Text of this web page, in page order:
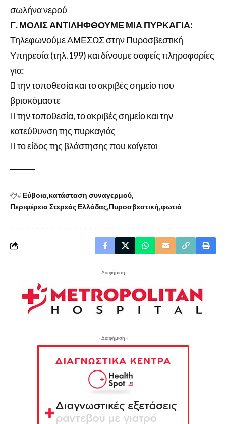
σωλήνα νερού
Γ. ΜΟΛΙΣ ΑΝΤΙΛΗΦΘΟΥΜΕ ΜΙΑ ΠΥΡΚΑΓΙΑ:
Τηλεφωνούμε ΑΜΕΣΩΣ στην Πυροσβεστική
Υπηρεσία (τηλ.199) και δίνουμε σαφείς πληροφορίες
για:
 την τοποθεσία και το ακριβές σημείο που
βρισκόμαστε
 την τοποθεσία, το ακριβές σημείο και την
κατεύθυνση της πυρκαγιάς
 το είδος της βλάστησης που καίγεται
# Εύβοια κατάσταση συναγερμού
Περιφέρεια Στερεάς Ελλάδας Πυροσβεστική φωτιά
- Διαφήμιση -
- Διαφήμιση -